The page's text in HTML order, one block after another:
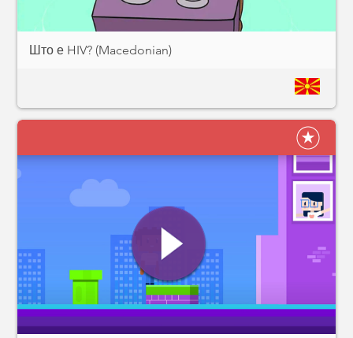
Што е HIV? (Macedonian)